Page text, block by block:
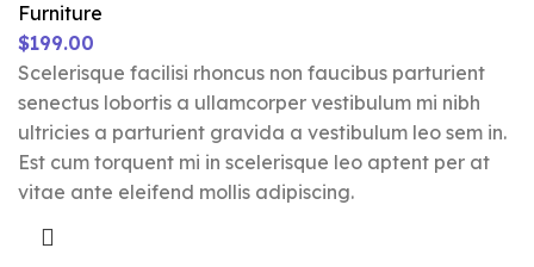
Furniture
$199.00
Scelerisque facilisi rhoncus non faucibus parturient
senectus lobortis a ullamcorper vestibulum mi nibh
ultricies a parturient gravida a vestibulum leo sem in.
Est cum torquent mi in scelerisque leo aptent per at
vitae ante eleifend mollis adipiscing.